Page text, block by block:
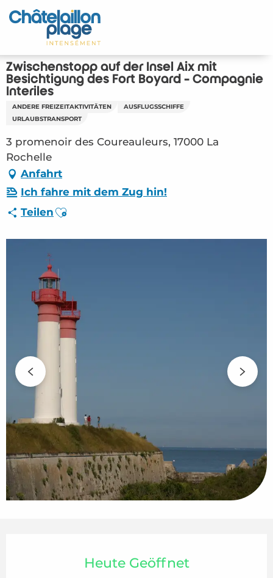
Aller
au
principal
Startseite - DE
Entdecken Sie
Aktivitäten
Zu leben
Treffpunkt
Ihr Aufenthalt - DE
LOI – Zwischenstopp auf der Insel Aix mit
Besichtigung des Fort Boyard – Compagnie
Zwischenstopp auf der Insel Aix mit
Besichtigung des Fort Boyard - Compagnie
Interîles
ANDERE FREIZEITAKTIVITÄTEN
AUSFLUGSSCHIFFE
URLAUBSTRANSPORT
3 promenoir des Coureauleurs, 17000 La
Rochelle
Anfahrt
Ich fahre mit dem Zug hin!
Teilen Ajouter aux favoris
Heute Geöffnet